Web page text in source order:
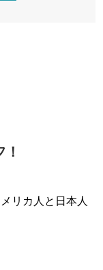
リカ人と日本人